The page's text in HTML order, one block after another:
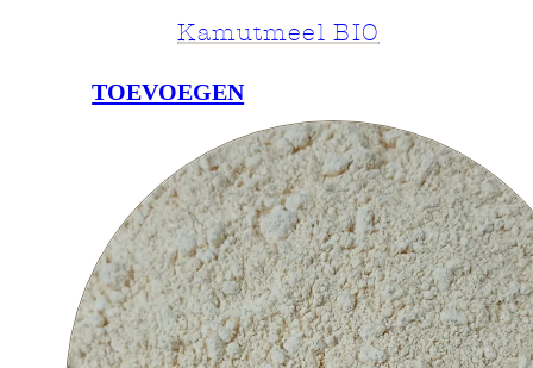
Kamutmeel BIO
TOEVOEGEN